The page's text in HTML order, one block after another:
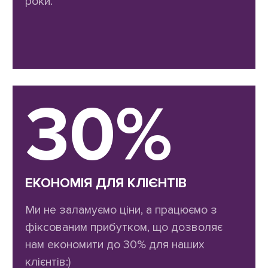
30%
ЕКОНОМІЯ ДЛЯ КЛІЄНТІВ
Ми не заламуємо ціни, а працюємо з
фіксованим прибутком, що дозволяє
нам економити до 30% для наших
клієнтів:)